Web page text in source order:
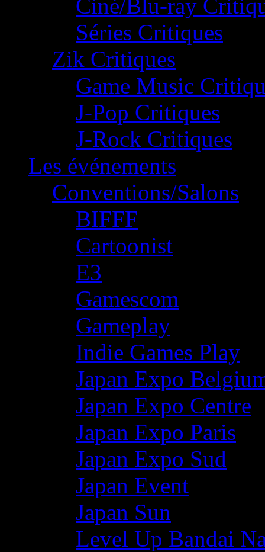
Ciné/Blu-ray
Séries Critiques
Zik Critiques
Game Music
J-Pop Critiques
J-Rock Critiques
Les événements
Conventions/Salons
BIFFF
Cartoonist
E3
Gamescom
Gameplay
Indie Games Play
Japan Expo
Japan Expo Centre
Japan Expo Paris
Japan Expo Sud
Japan Event
Japan Sun
Level Up Bandai